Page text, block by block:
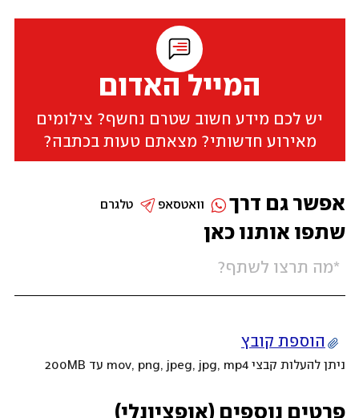
המייל האדום
יש לכם מידע חשוב שטרם נחשף? צילומים
מאירוע חדשותי? מצאתם טעות בכתבה?
שתפו אותנו כאן
הוספת קובץ
ניתן להעלות קבצי mov, png, jpeg, jpg, mp4 עד 200MB
פרטים נוספים (אופציונלי)
אפשר גם דרך טלגרם וואטסאפ